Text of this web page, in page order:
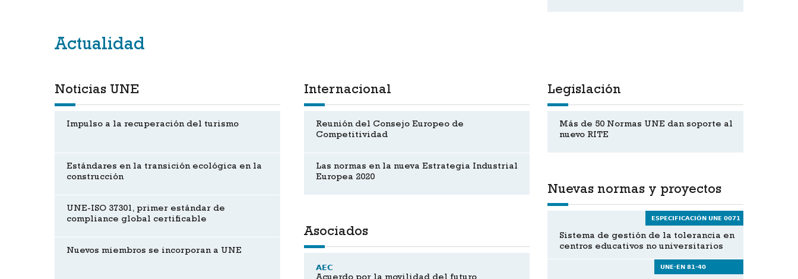
Actualidad
Legislación
Más de 50 Normas UNE dan soporte al
nuevo RITE
Nuevas normas y proyectos
ESPECIFICACIÓN UNE 0071
Sistema de gestión de la tolerancia en
centros educativos no universitarios
UNE-EN 81-40
Noticias UNE
Impulso a la recuperación del turismo
Estándares en la transición ecológica en la
construcción
UNE-ISO 37301, primer estándar de
compliance global certificable
Nuevos miembros se incorporan a UNE
Internacional
Reunión del Consejo Europeo de
Competitividad
Las normas en la nueva Estrategia Industrial
Europea 2020
Asociados
AEC